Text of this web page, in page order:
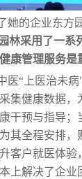
她的企业东方
林采用了一系
康管理服务是
医“上医治未
集健康数据，
干预与指导；
其全程安排，
客户就医体验
上解决了企业